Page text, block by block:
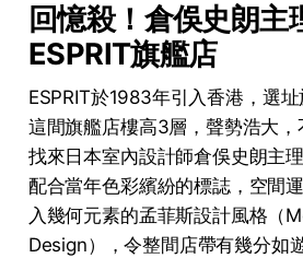
回憶殺！倉俁史朗
ESPRIT旗艦店
ESPRIT於1983年引入香港，選址
這間旗艦店樓高3層，聲勢浩大
找來日本室內設計師倉俁史朗主
配合當年色彩繽紛的標誌，空間
入幾何元素的孟菲斯設計風格（
Design），令整間店帶有幾分如